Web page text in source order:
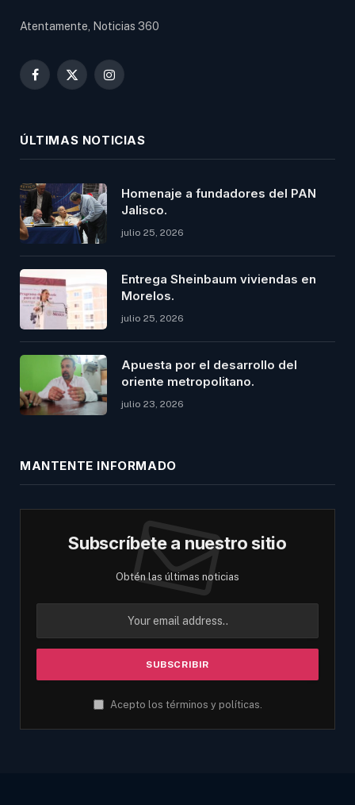
Atentamente, Noticias 360
Facebook
X
Instagram
ÚLTIMAS NOTICIAS
Homenaje a fundadores del PAN
Jalisco.
julio 25, 2026
Entrega Sheinbaum viviendas en
Morelos.
julio 25, 2026
Apuesta por el desarrollo del
oriente metropolitano.
julio 23, 2026
MANTENTE INFORMADO
Subscríbete a nuestro sitio
Obtén las últimas noticias
Acepto los términos y políticas.